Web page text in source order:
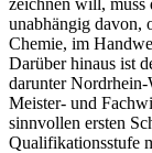
unabhängig davon,
Chemie, im
Darüber hinaus ist
darunter Nordrhein-
Meister- und
sinnvollen ersten
Qualifikationsstufe